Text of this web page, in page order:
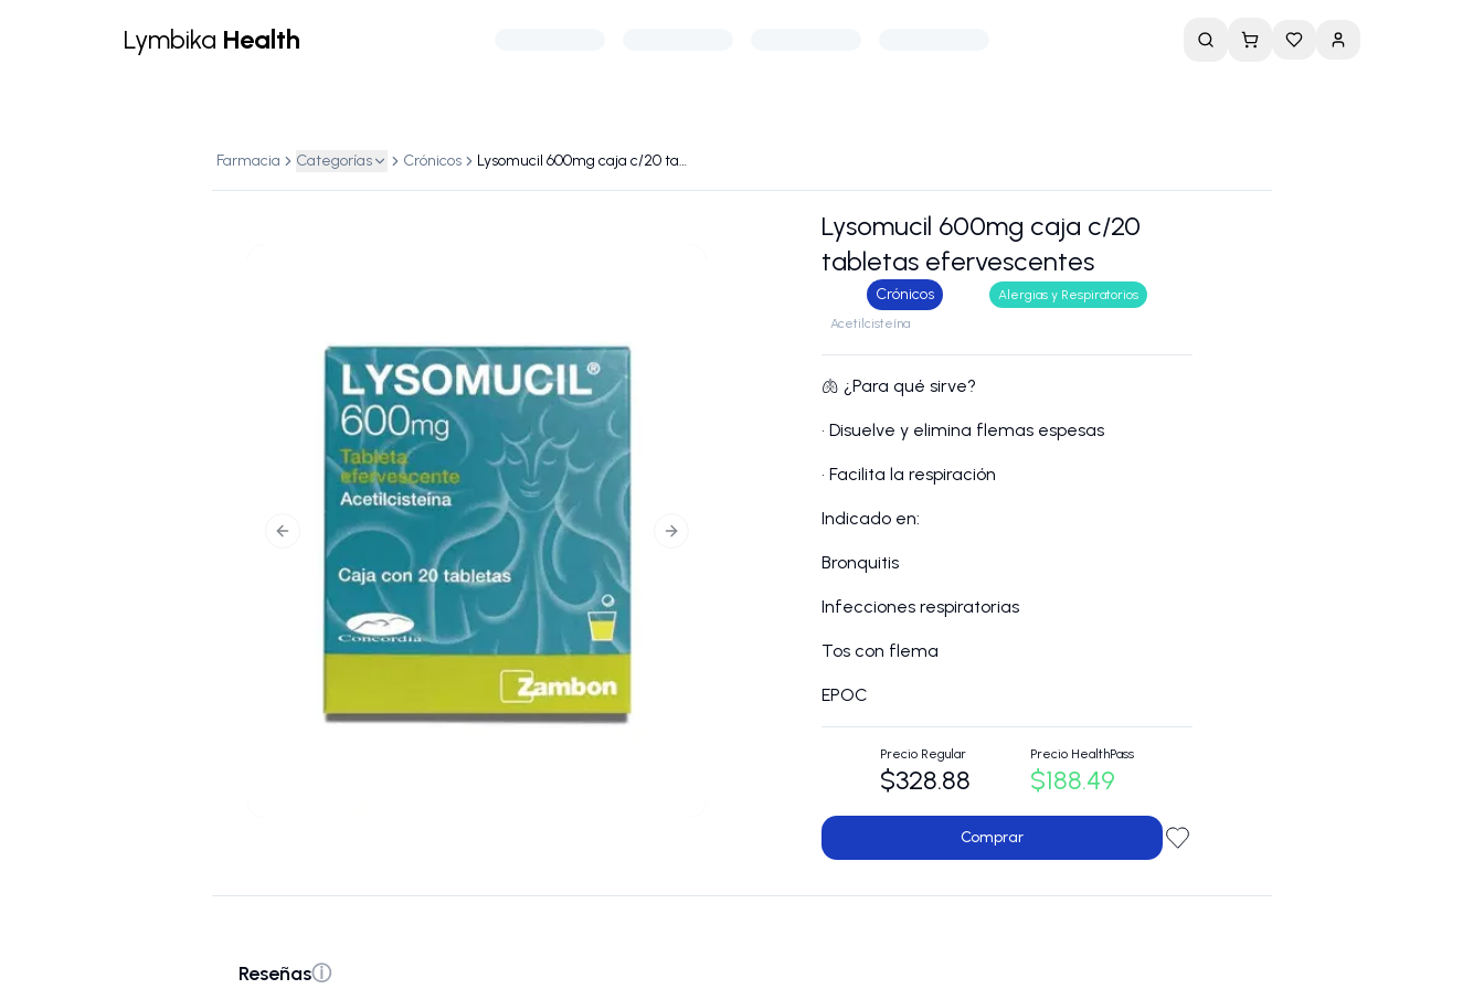
Lymbika Health
Farmacia Categorías Crónicos Lysomucil 600mg caja c/20 tabletas efervescentes
Previous slide Next slide
Lysomucil 600mg caja c/20
tabletas efervescentes
Crónicos
Alergias y Respiratorios
Acetilcisteína
🫁 ¿Para qué sirve?
• Disuelve y elimina flemas espesas
• Facilita la respiración
Indicado en:
Bronquitis
Infecciones respiratorias
Tos con flema
EPOC
Precio Regular
$328.88
Precio HealthPass
$188.49
Comprar
Reseñasⓘ